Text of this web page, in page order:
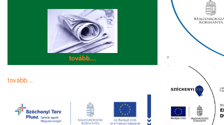
tovább...
tovább...